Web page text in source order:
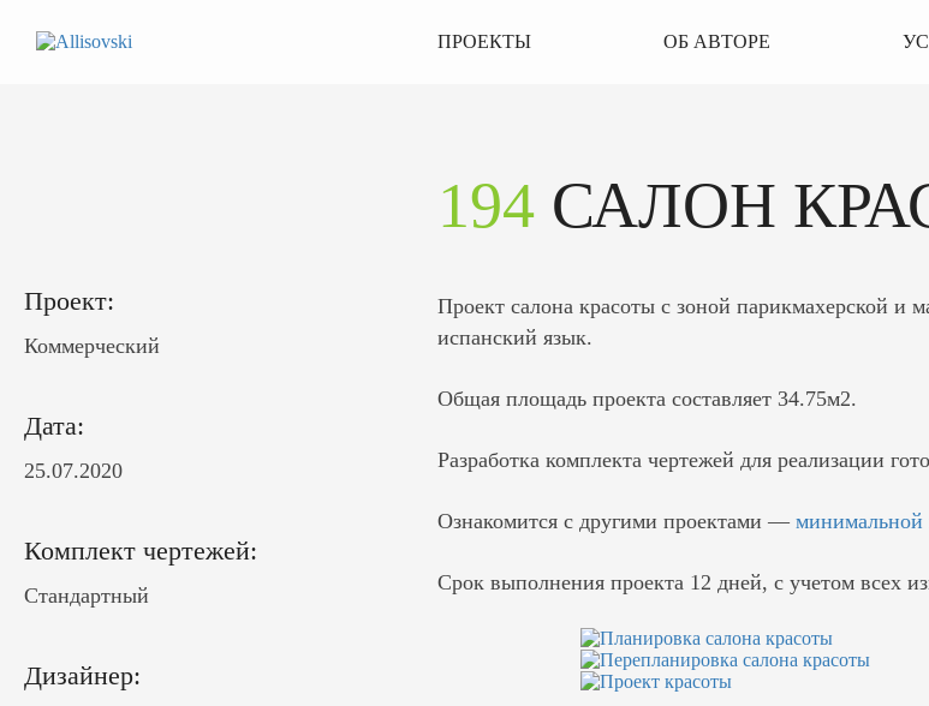
ПРОЕКТЫ ОБ АВТОРЕ
194 САЛОН
Проект салона красоты с зоной парикмахерской
испанский язык.
Общая площадь проекта составляет 34.75м2.
Разработка комплекта чертежей для реализации
Ознакомится с другими проектами — минимальной
Срок выполнения проекта 12 дней, с учетом всех
Проект:
Коммерческий
Дата:
25.07.2020
Комплект чертежей:
Стандартный
Дизайнер: